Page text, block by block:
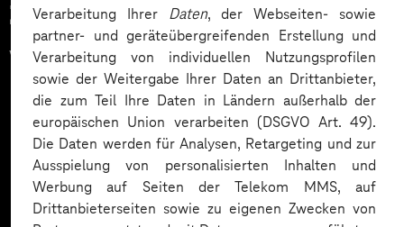
Verarbeitung Ihrer Daten, der Webseiten- sowie
partner- und geräteübergreifenden Erstellung und
Verarbeitung von individuellen Nutzungsprofilen
sowie der Weitergabe Ihrer Daten an Drittanbieter,
die zum Teil Ihre Daten in Ländern außerhalb der
europäischen Union verarbeiten (DSGVO Art. 49).
Die Daten werden für Analysen, Retargeting und zur
Ausspielung von personalisierten Inhalten und
Werbung auf Seiten der Telekom MMS, auf
Drittanbieterseiten sowie zu eigenen Zwecken von
Zahlreiche Unternehmen
vertrauen auf unsere
Expertise. Hier eine Auswahl: